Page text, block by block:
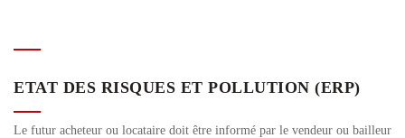
ETAT DES RISQUES ET POLLUTION (ERP)
Le futur acheteur ou locataire doit être informé par le vendeur ou bailleur